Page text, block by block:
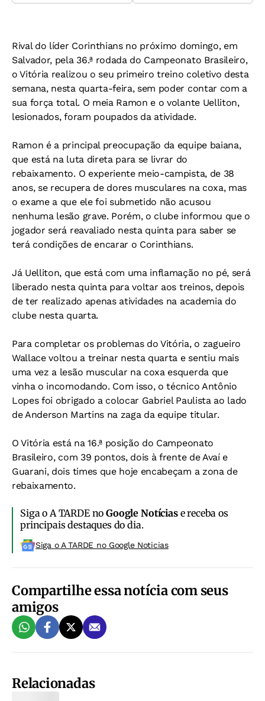
Rival do líder Corinthians no próximo domingo, em
Salvador, pela 36.ª rodada do Campeonato Brasileiro,
o Vitória realizou o seu primeiro treino coletivo desta
semana, nesta quarta-feira, sem poder contar com a
sua força total. O meia Ramon e o volante Uelliton,
lesionados, foram poupados da atividade.
Ramon é a principal preocupação da equipe baiana,
que está na luta direta para se livrar do
rebaixamento. O experiente meio-campista, de 38
anos, se recupera de dores musculares na coxa, mas
o exame a que ele foi submetido não acusou
nenhuma lesão grave. Porém, o clube informou que o
jogador será reavaliado nesta quinta para saber se
terá condições de encarar o Corinthians.
Já Uelliton, que está com uma inflamação no pé, será
liberado nesta quinta para voltar aos treinos, depois
de ter realizado apenas atividades na academia do
clube nesta quarta.
Para completar os problemas do Vitória, o zagueiro
Wallace voltou a treinar nesta quarta e sentiu mais
uma vez a lesão muscular na coxa esquerda que
vinha o incomodando. Com isso, o técnico Antônio
Lopes foi obrigado a colocar Gabriel Paulista ao lado
de Anderson Martins na zaga da equipe titular.
O Vitória está na 16.ª posição do Campeonato
Brasileiro, com 39 pontos, dois à frente de Avaí e
Guarani, dois times que hoje encabeçam a zona de
rebaixamento.
Siga o A TARDE noGoogle Notíciase receba os
principais destaques do dia.
Siga o A TARDE no Google Noticias
Compartilhe essa notícia com seus
amigos
Relacionadas